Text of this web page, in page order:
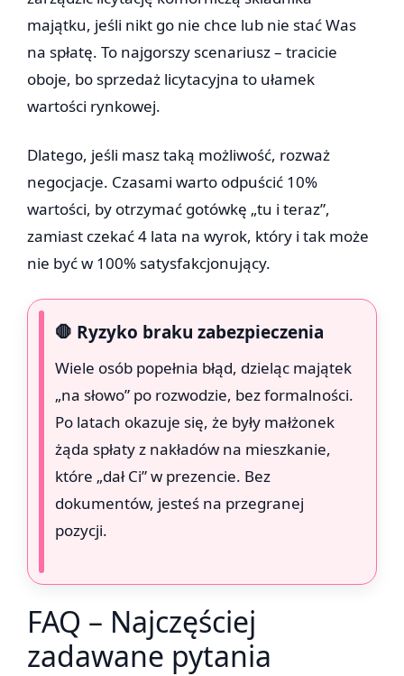
majątku, jeśli nikt go nie chce lub nie stać Was
na spłatę. To najgorszy scenariusz – tracicie
oboje, bo sprzedaż licytacyjna to ułamek
wartości rynkowej.
Dlatego, jeśli masz taką możliwość, rozważ
negocjacje. Czasami warto odpuścić 10%
wartości, by otrzymać gotówkę „tu i teraz”,
zamiast czekać 4 lata na wyrok, który i tak może
nie być w 100% satysfakcjonujący.
🛑 Ryzyko braku zabezpieczenia
Wiele osób popełnia błąd, dzieląc majątek
„na słowo” po rozwodzie, bez formalności.
Po latach okazuje się, że były małżonek
żąda spłaty z nakładów na mieszkanie,
które „dał Ci” w prezencie. Bez
dokumentów, jesteś na przegranej
pozycji.
FAQ – Najczęściej
zadawane pytania